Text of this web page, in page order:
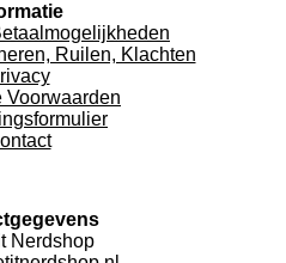
Ruilen, Klachten
Voorwaarden
Nerdshop